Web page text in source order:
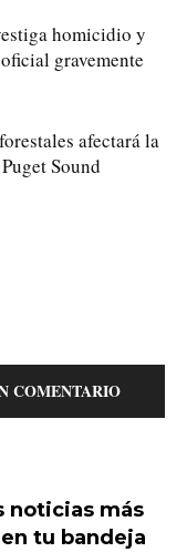
homicidio y
gravemente
afectará la
Sound
COMENTARIO
noticias más
tu bandeja